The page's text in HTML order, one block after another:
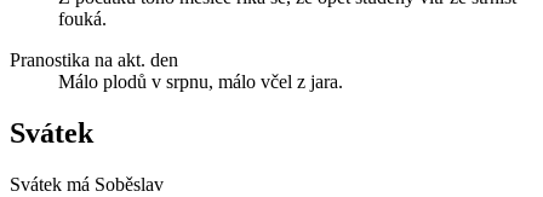
fouká.
Pranostika na akt. den
Málo plodů v srpnu, málo včel z jara.
Svátek
Svátek má Soběslav